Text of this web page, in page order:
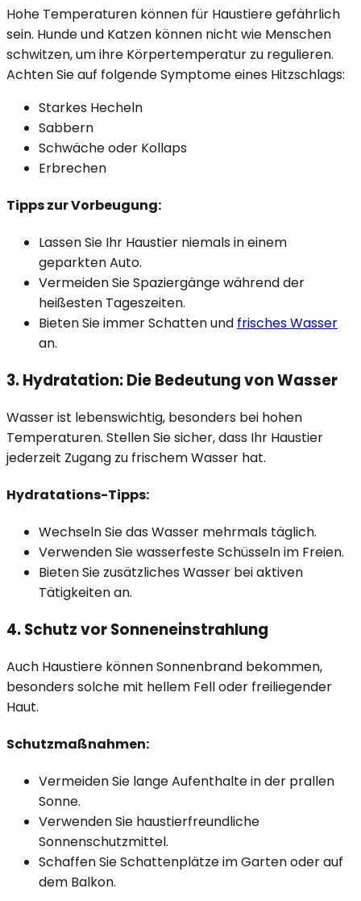
Hohe Temperaturen können für Haustiere gefährlich
sein. Hunde und Katzen können nicht wie Menschen
schwitzen, um ihre Körpertemperatur zu regulieren.
Achten Sie auf folgende Symptome eines Hitzschlags:
Starkes Hecheln
Sabbern
Schwäche oder Kollaps
Erbrechen
Tipps zur Vorbeugung:
Lassen Sie Ihr Haustier niemals in einem
geparkten Auto.
Vermeiden Sie Spaziergänge während der
heißesten Tageszeiten.
Bieten Sie immer Schatten und frisches Wasser
an.
3. Hydratation: Die Bedeutung von Wasser
Wasser ist lebenswichtig, besonders bei hohen
Temperaturen. Stellen Sie sicher, dass Ihr Haustier
jederzeit Zugang zu frischem Wasser hat.
Hydratations-Tipps:
Wechseln Sie das Wasser mehrmals täglich.
Verwenden Sie wasserfeste Schüsseln im Freien.
Bieten Sie zusätzliches Wasser bei aktiven
Tätigkeiten an.
4. Schutz vor Sonneneinstrahlung
Auch Haustiere können Sonnenbrand bekommen,
besonders solche mit hellem Fell oder freiliegender
Haut.
Schutzmaßnahmen:
Vermeiden Sie lange Aufenthalte in der prallen
Sonne.
Verwenden Sie haustierfreundliche
Sonnenschutzmittel.
Schaffen Sie Schattenplätze im Garten oder auf
dem Balkon.